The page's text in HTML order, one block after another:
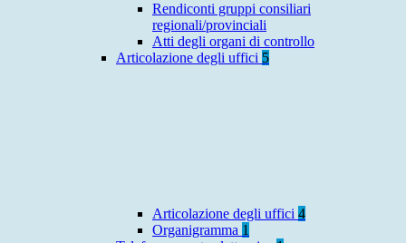
Rendiconti gruppi consiliari
regionali/provinciali
Atti degli organi di controllo
Articolazione degli uffici 5
Articolazione degli uffici 4
Organigramma 1